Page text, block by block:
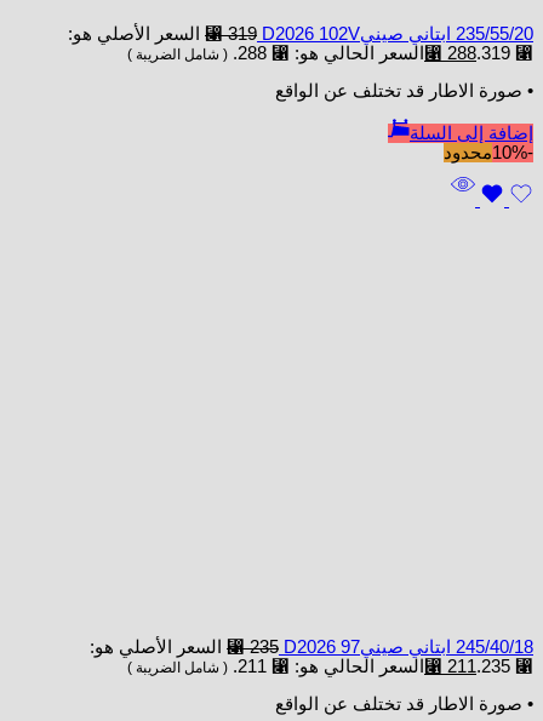
235/55/20 ابتاني صينيD2026 102V ⃁319
السعر الأصلي هو:
⃁ 319.
⃁ 288 السعر الحالي هو: ⃁ 288. ( شامل الضريبة )
• صورة الاطار قد تختلف عن الواقع
إضافة إلى السلة
-10%
محدود
245/40/18 ابتاني صينيD2026 97 ⃁235
السعر الأصلي هو:
⃁ 235.
⃁ 211 السعر الحالي هو: ⃁ 211. ( شامل الضريبة )
• صورة الاطار قد تختلف عن الواقع